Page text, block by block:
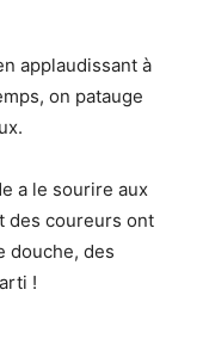
applaudissant à
on patauge
a le sourire aux
des coureurs ont
douche, des
!